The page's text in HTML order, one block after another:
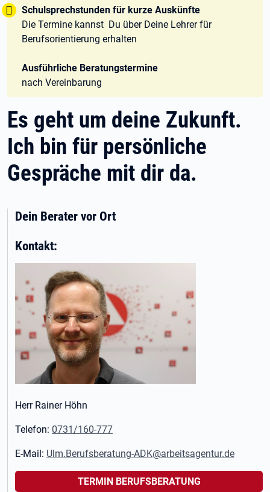
Tipp:
Schulsprechstunden für kurze Auskünfte
Die Termine kannst Du über Deine Lehrer für
Berufsorientierung erhalten
Ausführliche Beratungstermine
nach Vereinbarung
Es geht um deine Zukunft.
Ich bin für persönliche
Gespräche mit dir da.
Dein Berater vor Ort
Kontakt:
Herr Rainer Höhn
Telefon: 0731/160-777
E-Mail: Ulm.Berufsberatung-ADK@arbeitsagentur.de
TERMIN BERUFSBERATUNG